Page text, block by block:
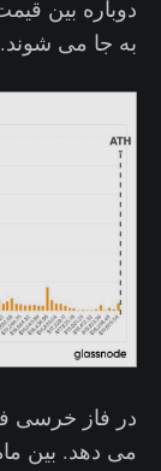
به جا می شوند.
در فاز خرسی